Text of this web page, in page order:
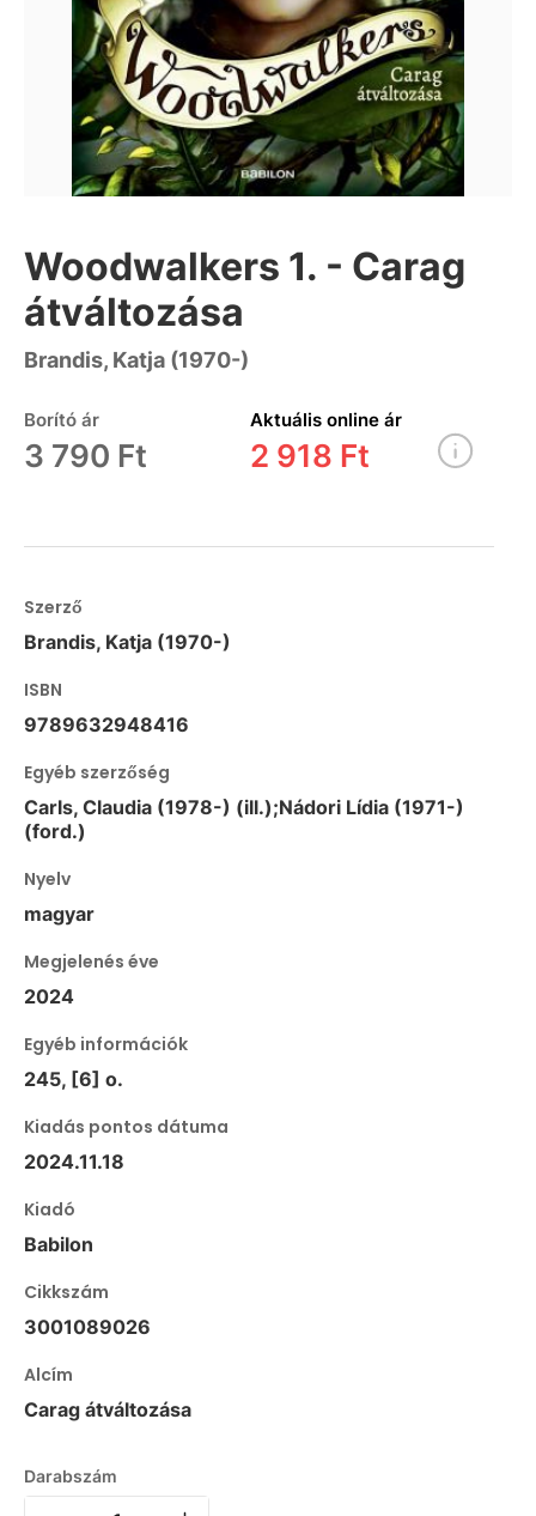
Woodwalkers 1. - Carag
átváltozása
Brandis, Katja (1970-)
Borító ár
3 790 Ft
Aktuális online ár
2 918 Ft
Szerző
Brandis, Katja (1970-)
ISBN
9789632948416
Egyéb szerzőség
Carls, Claudia (1978-) (ill.);Nádori Lídia (1971-)
(ford.)
Nyelv
magyar
Megjelenés éve
2024
Egyéb információk
245, [6] o.
Kiadás pontos dátuma
2024.11.18
Kiadó
Babilon
Cikkszám
3001089026
Alcím
Carag átváltozása
Darabszám